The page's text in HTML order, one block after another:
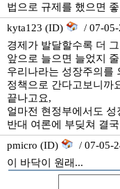
법으로 규제를 했으면
kyta123 (ID)
/ 07-
경제가 발달할수록 더
앞으로 늘으면 늘었지
우리나라는 성장주의를
정책으로 간다고보니까
끝나고요,
얼마전 현정부에서도
반대 여론에 부딪쳐 결
pmicro (ID)
/ 07-05-
이 바닥이 원래...